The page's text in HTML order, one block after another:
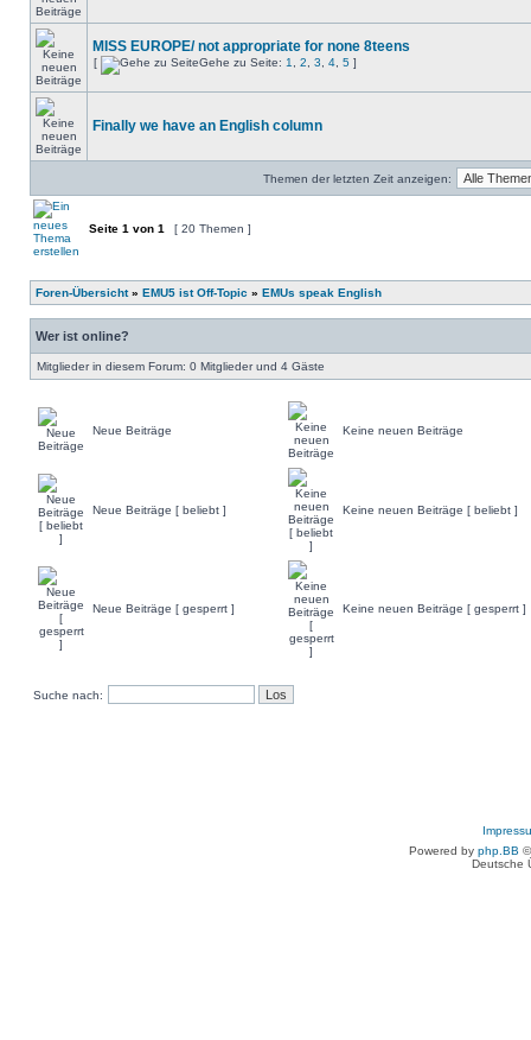
MISS EUROPE/ not appropriate for none 8teens
[ Gehe zu Seite: 1 2 3 4 5 ]
Finally we have an English column
Themen der letzten Zeit anzeigen:
Seite 1 von 1 [ 20 Themen ]
Foren-Übersicht» EMU5 ist Off-Topic » EMUs speak English
Wer ist online?
Mitglieder in diesem Forum: 0 Mitglieder und 4 Gäste
Neue Beiträge Keine neuen Beiträge
Neue Beiträge [ beliebt ] Keine neuen Beiträge [ beliebt ]
Neue Beiträge [ gesperrt ] Keine neuen Beiträge [ gesperrt ]
Suche nach:
Powered by php.BB
Deutsche